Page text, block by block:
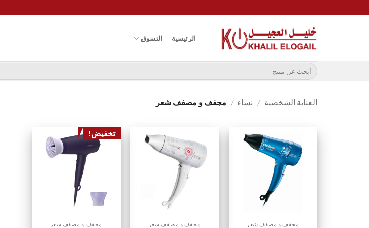
للمحتوى
الرئيسية التسوق
البحث
عن:
العناية الشخصية / نساء / مجفف و مصفف شعر
مجفف و مصفف شعر مجفف و مصفف شعر
تخفيض!
مجفف و مصفف شعر